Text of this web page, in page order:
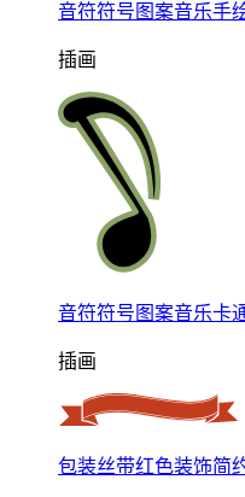
音符符号图案音乐手
插画
音符符号图案音乐卡
插画
包装丝带红色装饰简